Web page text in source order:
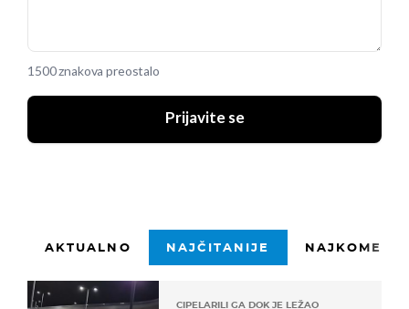
1500 znakova preostalo
Prijavite se
AKTUALNO NAJČITANIJE
CIPELARILI GA DOK JE LEŽAO